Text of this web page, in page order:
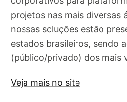
projetos nas mais diversas
nossas soluções estão
estados brasileiros, sendo
(público/privado) dos mais
Veja mais no site